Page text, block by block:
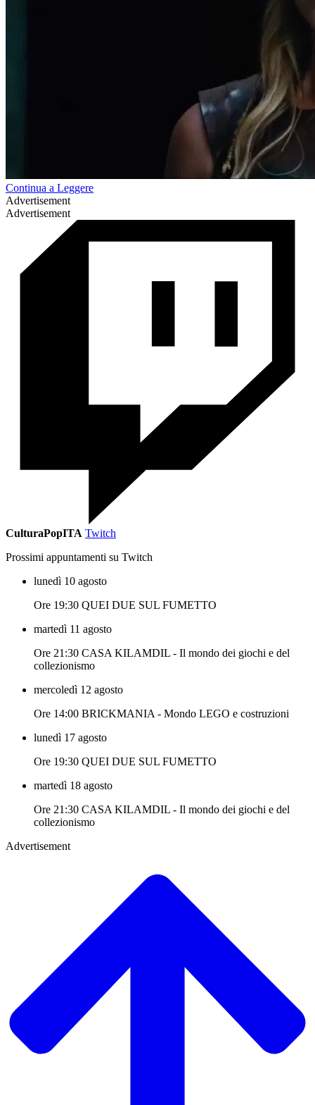
Continua a Leggere
Advertisement
Advertisement
CulturaPopITA Twitch
Prossimi appuntamenti su Twitch
lunedì 10 agosto
Ore 19:30 QUEI DUE SUL FUMETTO
martedì 11 agosto
Ore 21:30 CASA KILAMDIL - Il mondo dei giochi e del
collezionismo
mercoledì 12 agosto
Ore 14:00 BRICKMANIA - Mondo LEGO e costruzioni
lunedì 17 agosto
Ore 19:30 QUEI DUE SUL FUMETTO
martedì 18 agosto
Ore 21:30 CASA KILAMDIL - Il mondo dei giochi e del
collezionismo
Advertisement